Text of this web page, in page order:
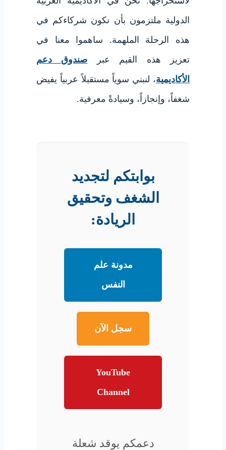
الدولية ملتزمون بأن نكون شركاءكم في
هذه الرحلة الملهمة. ساهموا معنا في
تعزيز هذه القيم عبر صندوق دعم
الأكاديمية، لنبني سوياً مستقبلاً عربياً يفيض
شغفاً، وإنجازاً، وسيادةً معرفية.
بوابتكم لتجديد
الشغف وتحقيق
الريادة:
مدونة علم
النفس
سجل الآن
YouTube
Channel
دعمكم يوقد شعلة